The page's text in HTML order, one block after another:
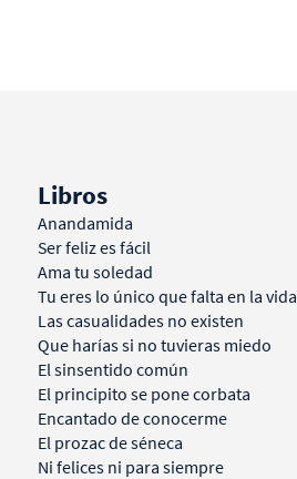
Libros
Anandamida
Ser feliz es fácil
Ama tu soledad
Tu eres lo único que falta en la vida
Las casualidades no existen
Que harías si no tuvieras miedo
El sinsentido común
El principito se pone corbata
Encantado de conocerme
El prozac de séneca
Ni felices ni para siempre